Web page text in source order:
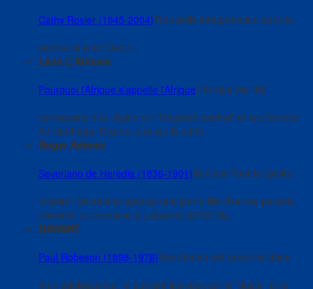
Cathy Rosier (1945-2004)Tres belle interprétation dans le
samourai avec Delon .
Léon L'Africain
Pourquoi l’Afrique s’appelle l’AfriqueL'Ifrikiya (de Ifri)
correspond à la région du "Maghreb central" et sa Capitale
fut Carthage. Disons, que sur la carte
Roger Adenot
Severiano de Heredia (1836-1901)Bonjour Pour la "petite
histoire" Severiano épousa une jeune fille d'on les parents
possédé un domaine à Lafauche 52700 Sa
DAWANT
Paul Robeson (1898-1976)Ses chants ont raisonné dans
mon adolescence, m'ouvrant les yeux sur le "Juste" et le